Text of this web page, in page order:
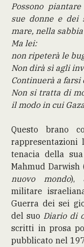
Possono
sue donne e dei
mare, nella
Ma lei:
non ripeterà le
Non dirà sì agli
Continuerà a farsi
Non si tratta di
il modo in cui
Questo brano
rappresentazioni
tenacia della
Mahmud Darwish
nuovo mondo),
militare
Guerra dei sei
del suo Diario di
scritti in prosa
pubblicato nel